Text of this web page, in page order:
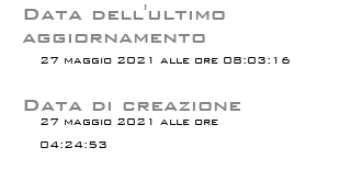
Data dell'ultimo
aggiornamento
27 maggio 2021 alle ore 08:03:16
27 maggio 2021 alle ore
04:24:53
Data di creazione